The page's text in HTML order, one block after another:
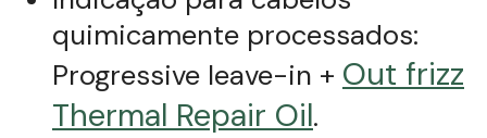
quimicamente processados:
Progressive leave-in + Out frizz
Thermal Repair Oil.